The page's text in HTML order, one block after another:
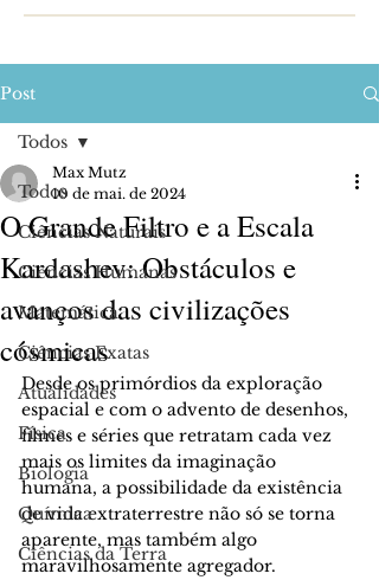
Post
Todos
Ciências Naturais
Ciências Humanas
Matemática
Ciências Exatas
Atualidades
Física
Biologia
Química
Ciências da Terra
Todos
O Grande Filtro e a Escala
Kardashev: Obstáculos e
avanços das civilizações
cósmicas
Max Mutz
10 de mai. de 2024
Desde os primórdios da exploração
espacial e com o advento de desenhos,
filmes e séries que retratam cada vez
mais os limites da imaginação
humana, a possibilidade da existência
de vida extraterrestre não só se torna
aparente, mas também algo
maravilhosamente agregador.